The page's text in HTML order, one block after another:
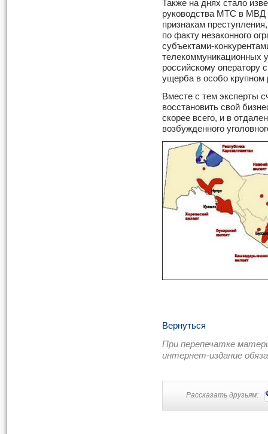
Также на днях стало
руководства МТС в МВД
признакам
по факту незаконного
субъектами-
телекоммуникационных
российскому оператору
ущерба в особо крупном
Вместе с тем эксперты
восстановить свой
скорее всего, и в
возбужденного
Вернуться
При перепечатке
интернет-издание
Рассказать друзьям: